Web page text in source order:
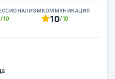
/10
КОММУНИКАЦИЯ
10/10